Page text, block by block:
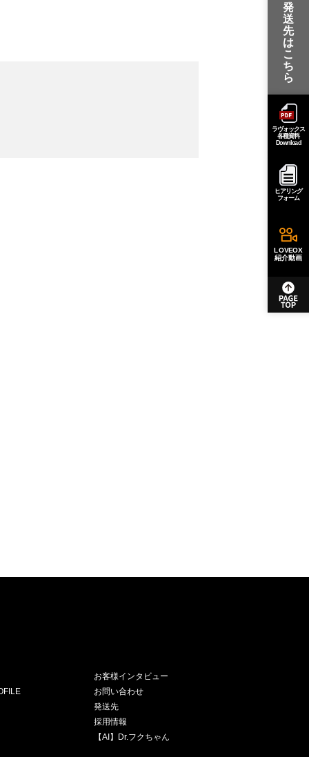
発
送
先
は
こ
ち
ら
ラヴォックス
各種資料
Download
ヒアリング
フォーム
LOVEOX
紹介動画
お客様インタビュー
お問い合わせ
発送先
採用情報
【AI】Dr.フクちゃん